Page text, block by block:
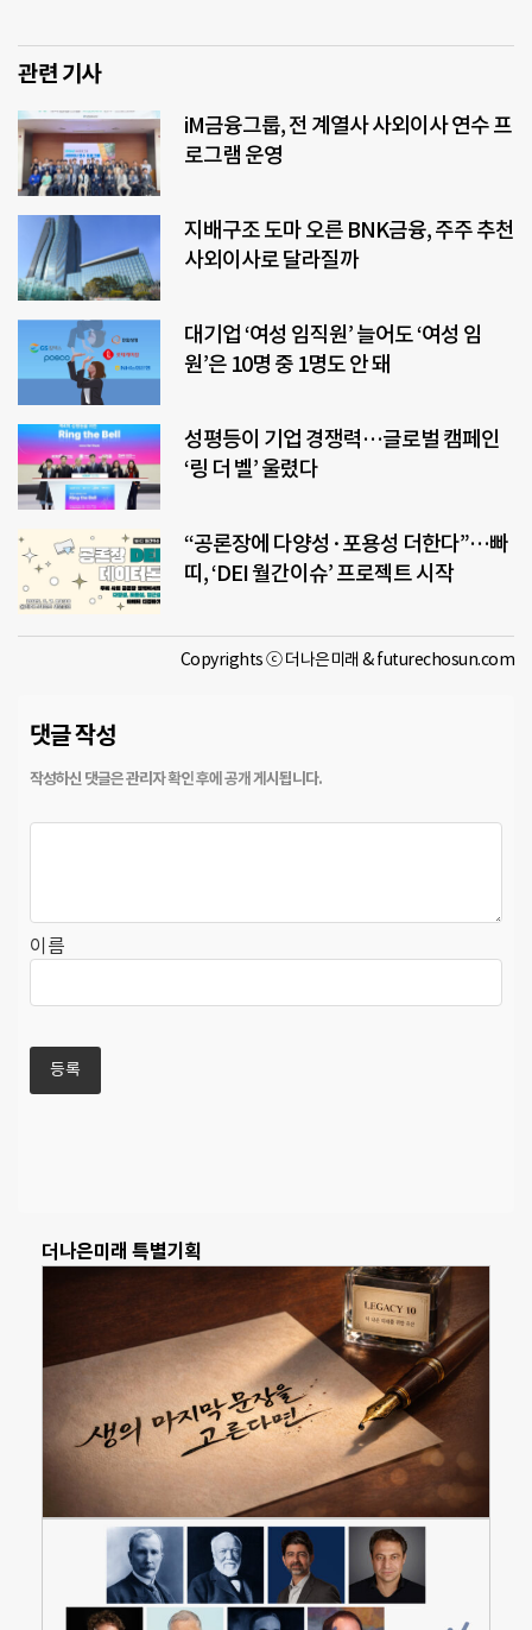
관련 기사
iM금융그룹, 전 계열사 사외이사 연수 프
로그램 운영
지배구조 도마 오른 BNK금융, 주주 추천
사외이사로 달라질까
대기업 ‘여성 임직원’ 늘어도 ‘여성 임
원’은 10명 중 1명도 안 돼
성평등이 기업 경쟁력…글로벌 캠페인
‘링 더 벨’ 울렸다
“공론장에 다양성·포용성 더한다”…빠
띠, ‘DEI 월간이슈’ 프로젝트 시작
Copyrights ⓒ 더나은미래 & futurechosun.com
댓글 작성
이름
더나은미래 특별기획